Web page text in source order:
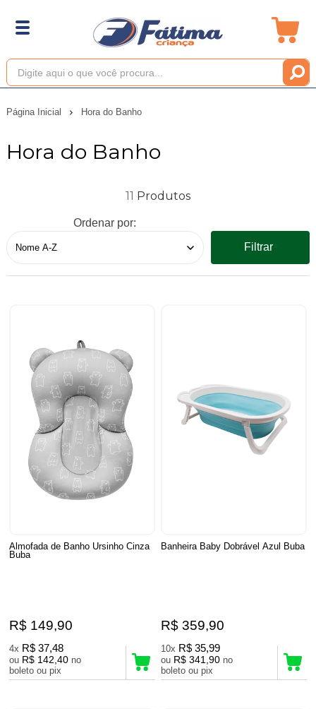
Página Inicial Hora do Banho
Hora do Banho
11
Ordenar por:
Filtrar
Almofada de Banho Ursinho Cinza
Buba
R$ 149,90
4x R$ 37,48
ou R$ 142,40 no
boleto ou pix
Banheira Baby Dobrável Azul Buba
R$ 359,90
10x R$ 35,99
ou R$ 341,90 no
boleto ou pix